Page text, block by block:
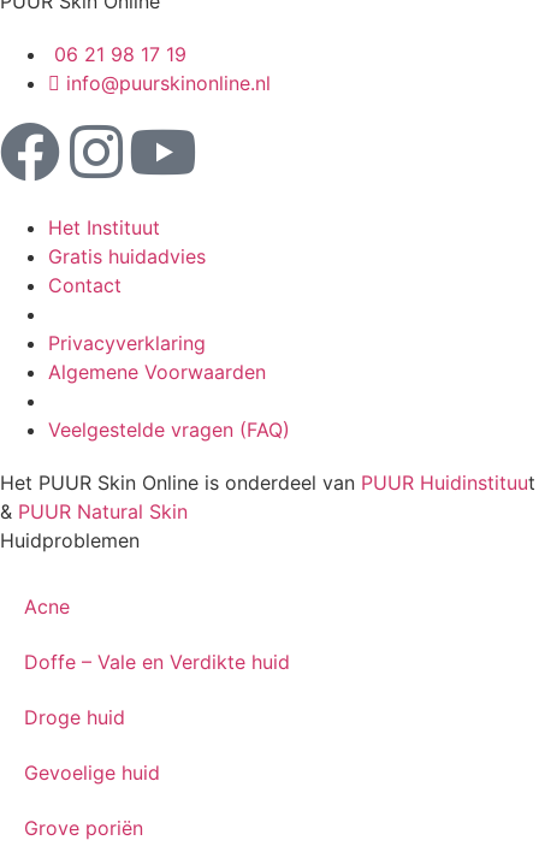
06 21 98 17 19
info@puurskinonline.nl
Het Instituut
Gratis huidadvies
Contact
Privacyverklaring
Algemene Voorwaarden
Veelgestelde vragen (FAQ)
Het PUUR Skin Online is onderdeel van PUUR Huidinstituut
& PUUR Natural Skin
Huidproblemen
Acne
Doffe – Vale en Verdikte huid
Droge huid
Gevoelige huid
Grove poriën